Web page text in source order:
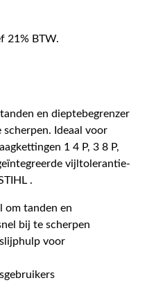
21% BTW.
en dieptebegrenzer
scherpen. Ideaal voor
1 4 P, 3 8 P,
vijltolerantie-
.
om tanden en
bij te scherpen
voor